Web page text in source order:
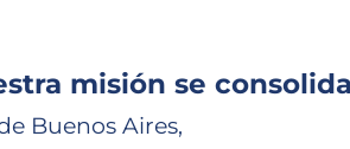
misión se
Buenos Aires,